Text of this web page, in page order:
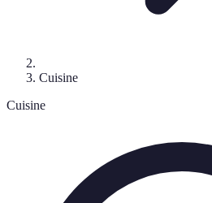
Cuisine
Cuisine